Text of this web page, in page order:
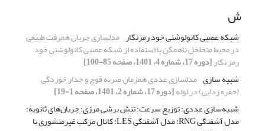
ش
شبکه عصبی کانولوشنی خود رمزنگار مدلسازی جریان همرفت طبیعی
در محیط متخلخل ناهمگن با استفاده از شبکه عصبی کانولوشنی خود
رمز نگار[دوره 17، شماره 4، 1401، صفحه 85-100]
شبیه سازی مدلسازی عددی همزمان ضربه قوچ و جدار خوردگی
(حفره زدایی) در لوله[دوره 17، شماره 2، 1401، صفحه 1-19]
شبیه‌سازی عددی: توزیع سرعت: تنش برشی مرزی: جریان‌های ثانویه:
مدل آشفتگی RNG: مدل آشفتگی LES: کانال مرکب غیرمنشوری با